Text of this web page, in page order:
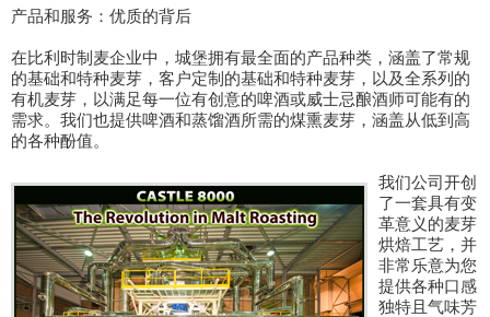
产品和服务：优质的背后
在比利时制麦企业中，城堡拥有最全面的产品种类，涵盖了常规
的基础和特种麦芽，客户定制的基础和特种麦芽，以及全系列的
有机麦芽，以满足每一位有创意的啤酒或威士忌酿酒师可能有的
需求。我们也提供啤酒和蒸馏酒所需的煤熏麦芽，涵盖从低到高
的各种酚值。
我们公司开创
了一套具有变
革意义的麦芽
烘焙工艺，并
非常乐意为您
提供各种口感
独特且气味芳